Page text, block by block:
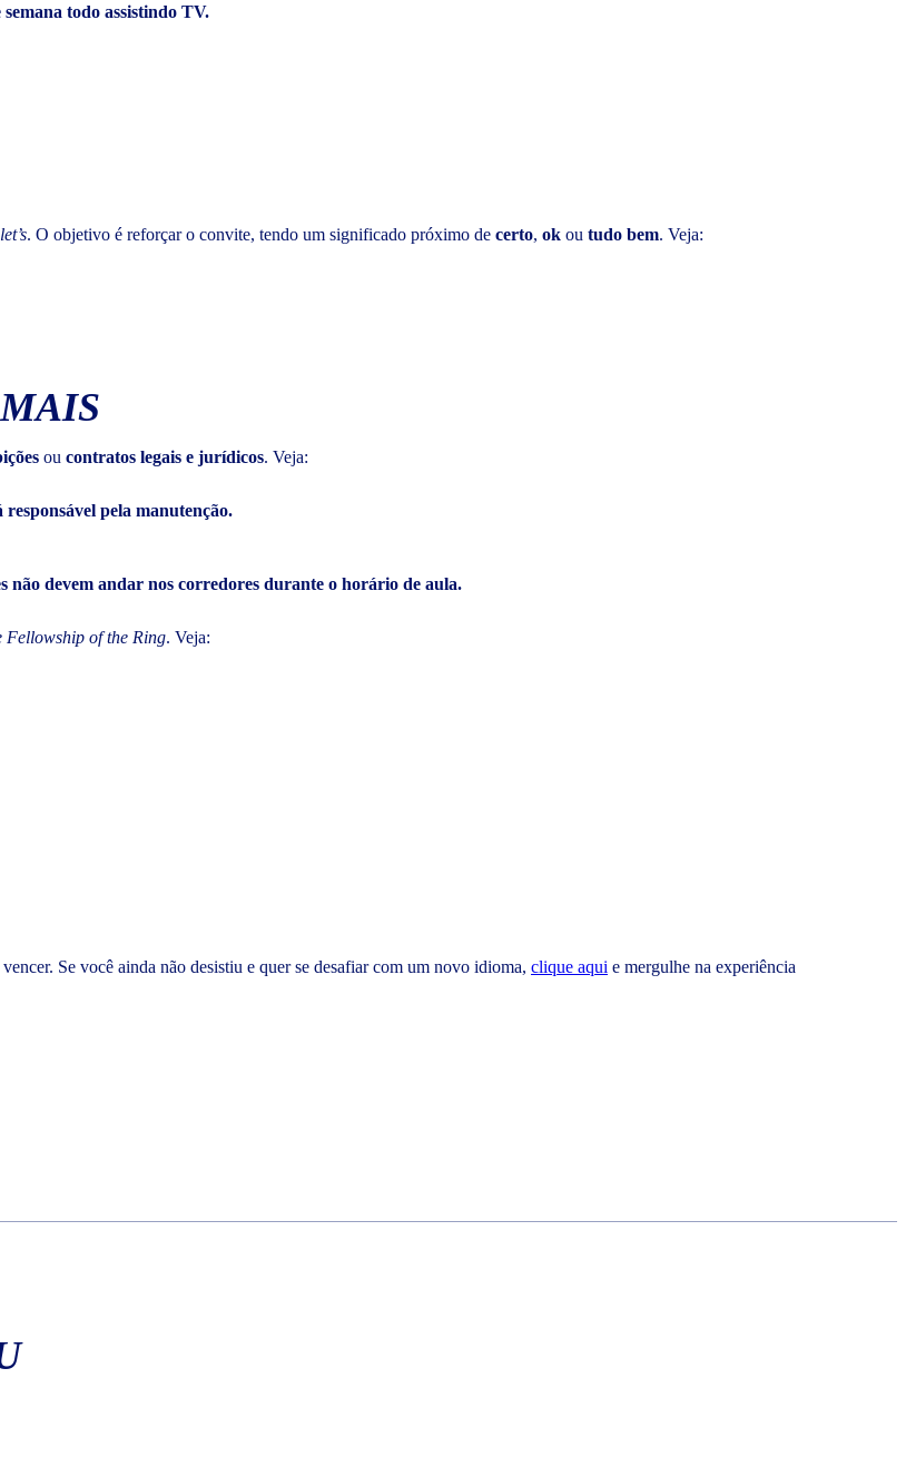
todo assistindo TV.
let’s. O objetivo é reforçar o convite, tendo um significado próximo de certo, ok ou tudo bem. Veja:
ou contratos legais e jurídicos. Veja:
responsável pela manutenção.
não devem andar nos corredores durante o horário de aula.
Fellowship of the Ring. Veja:
Se você ainda não desistiu e quer se desafiar com um novo idioma, clique aqui e mergulhe na experiência